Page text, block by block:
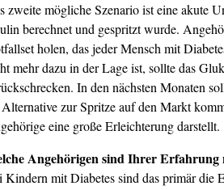
zweite mögliche Szenario ist eine akute
berechnet und gespritzt wurde.
holen, das jeder Mensch mit
mehr dazu in der Lage ist, sollte das
In den nächsten Monaten
zur Spritze auf den Markt
eine große Erleichterung darstellt.
Angehörigen sind Ihrer Erfahrung
Kindern mit Diabetes sind das primär die